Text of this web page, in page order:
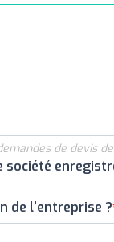
de devis
société
de l'entreprise ?